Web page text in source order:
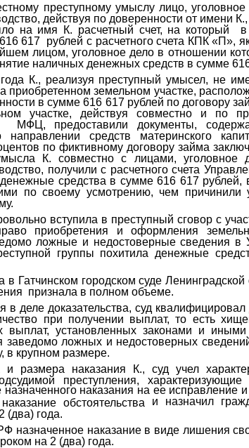
преступному умыслу лицо,
действуя по доверенности от имени
на имя К. расчетный счет, на который
617 рублей с расчетного счета КПК «П»,
лицом, уголовное дело в отношении
наличных денежных средств в сумме
К., реализуя преступный умысел, не
приобретенном земельном участке,
в сумме 616 617 рублей по договору
участке, действуя совместно и по
в МФЦ, предоставили документы,
направлении средств материнского
по фиктивному договору займа
К. совместно с лицами, уголовное
получили с расчетного счета
средства в сумме 616 617 рублей,
по своему усмотрению, чем причинили
вступила в преступный сговор с
приобретения и оформления
ложные и недостоверные сведения в
группы похитила денежные
в Гатчинском городском суде
признала в полном объеме.
деле доказательства, суд
при получении выплат, то есть
выплат, установленных законами и
заведомо ложных и недостоверных
в крупном размере.
размера наказания К., суд учел
преступления,
наказания на ее исправление
обстоятельства и назначил
(два) года.
назначенное наказание в виде лишения
на 2 (два) года.